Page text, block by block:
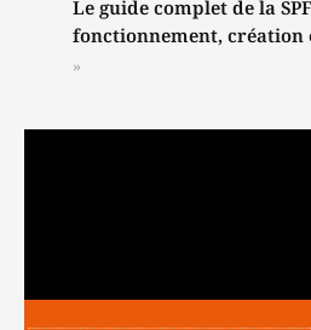
Le guide complet de la
fonctionnement, création
»